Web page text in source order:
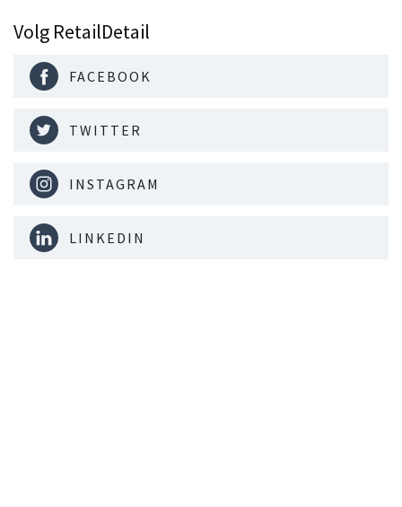
Volg RetailDetail
FACEBOOK
TWITTER
INSTAGRAM
LINKEDIN